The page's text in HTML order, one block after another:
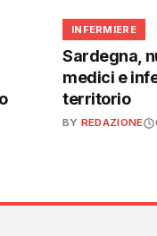
🩺
INFERMIERE
Sardegna,
medici e
territorio
BY REDAZIONE